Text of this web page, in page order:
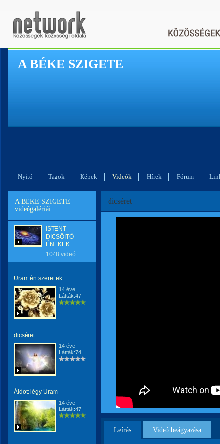
A BÉKE SZIGETE
Nyitó Tagok Képek Videók Hírek Fórum
A BÉKE SZIGETE
videógalériái
ISTENT
DICSŐITŐ
ÉNEKEK
1048 videó
Uram én szeretlek.
14 éve
Látták:47
dicséret
14 éve
Látták:74
Áldott légy Uram
14 éve
Látták:47
dicséret
Leírás Videó beágyazása